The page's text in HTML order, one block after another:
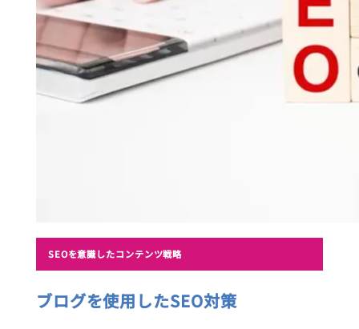
SEOを意識したコンテンツ戦略
ブログを使用したSEO対策